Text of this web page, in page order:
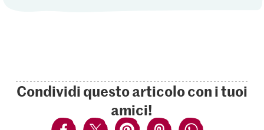
Condividi questo articolo con i tuoi
amici!